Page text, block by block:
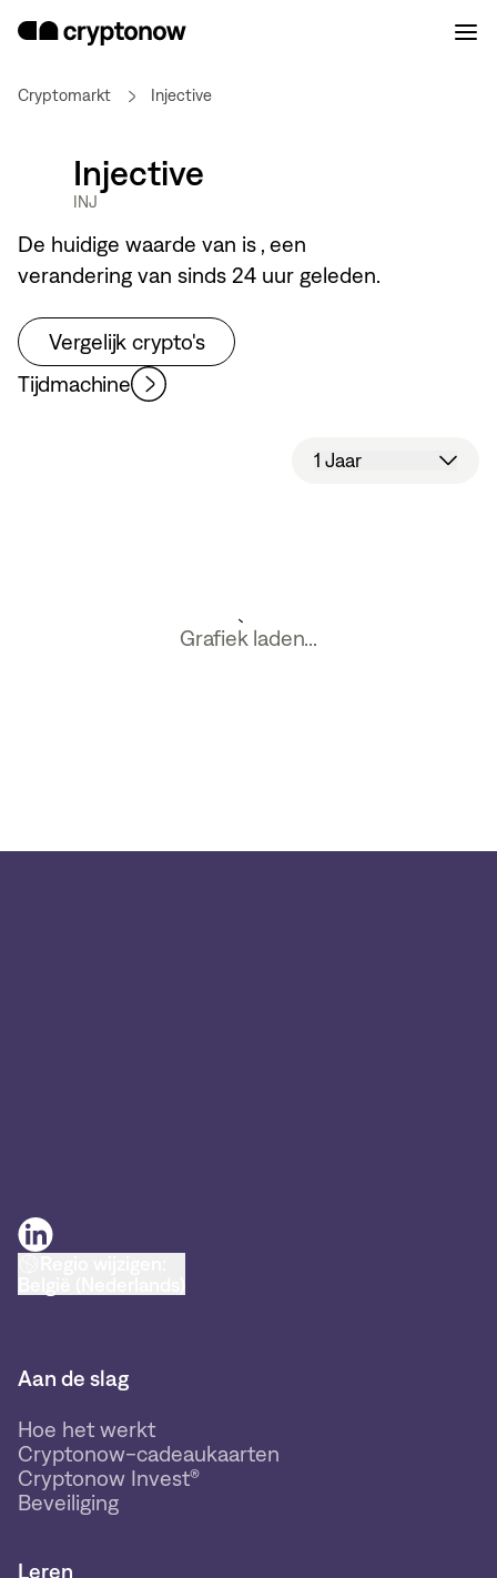
Cryptomarkt Injective
Injective
INJ
De huidige waarde van is , een
verandering van sinds 24 uur geleden.
Vergelijk crypto's
Tijdmachine
1 Jaar
Grafiek laden...
Aan de slag
Hoe het werkt
Cryptonow-cadeaukaarten
Cryptonow Invest®
Beveiliging
Leren